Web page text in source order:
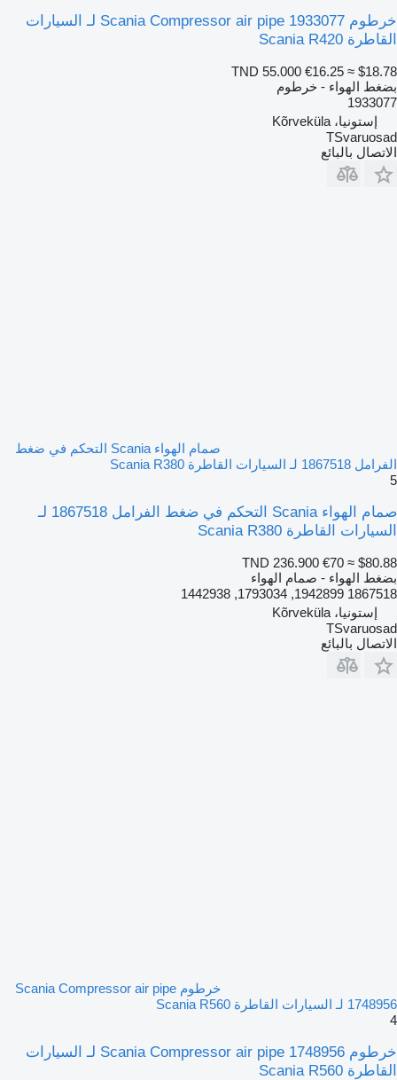
خرطوم Scania Compressor air pipe 1933077 لـ السيارات
القاطرة Scania R420
TND 55.000 €16.25 ≈ $18.78
بضغط الهواء - خرطوم
1933077
إستونيا، Kõrveküla
TSvaruosad
الاتصال بالبائع
صمام الهواء Scania التحكم في ضغط
الفرامل 1867518 لـ السيارات القاطرة Scania R380
5
صمام الهواء Scania التحكم في ضغط الفرامل 1867518 لـ
السيارات القاطرة Scania R380
TND 236.900 €70 ≈ $80.88
بضغط الهواء - صمام الهواء
1867518 1942899, 1793034, 1442938
إستونيا، Kõrveküla
TSvaruosad
الاتصال بالبائع
خرطوم Scania Compressor air pipe
1748956 لـ السيارات القاطرة Scania R560
4
خرطوم Scania Compressor air pipe 1748956 لـ السيارات
القاطرة Scania R560